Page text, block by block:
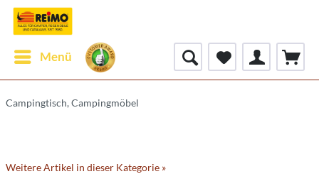
Menü
Campingtisch, Campingmöbel
Weitere Artikel in dieser Kategorie »